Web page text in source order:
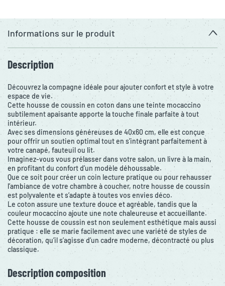
Informations sur le produit
Description
Découvrez la compagne idéale pour ajouter confort et style à votre
espace de vie.
Cette housse de coussin en coton dans une teinte mocaccino
subtilement apaisante apporte la touche finale parfaite à tout
intérieur.
Avec ses dimensions généreuses de 40x60 cm, elle est conçue
pour offrir un soutien optimal tout en s’intégrant parfaitement à
votre canapé, fauteuil ou lit.
Imaginez-vous vous prélasser dans votre salon, un livre à la main,
en profitant du confort d’un modèle déhoussable.
Que ce soit pour créer un coin lecture pratique ou pour rehausser
l’ambiance de votre chambre à coucher, notre housse de coussin
est polyvalente et s’adapte à toutes vos envies déco.
Le coton assure une texture douce et agréable, tandis que la
couleur mocaccino ajoute une note chaleureuse et accueillante.
Cette housse de coussin est non seulement esthétique mais aussi
pratique : elle se marie facilement avec une variété de styles de
décoration, qu’il s’agisse d’un cadre moderne, décontracté ou plus
classique.
Description composition